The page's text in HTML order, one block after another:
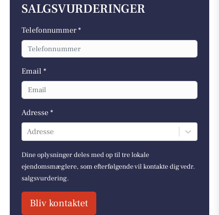
SALGSVURDERINGER
Telefonnummer *
Email *
Adresse *
Adresse
Dine oplysninger deles med op til tre lokale
ejendomsmæglere, som efterfølgende vil kontakte dig vedr.
salgsvurdering.
Bliv kontaktet